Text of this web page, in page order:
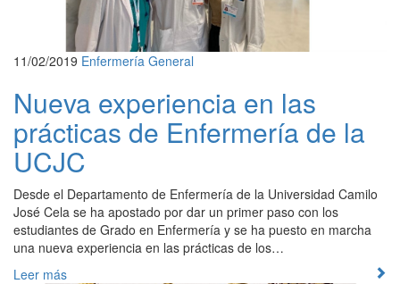
11/02/2019 Enfermería General
Nueva experiencia en las
prácticas de Enfermería de la
UCJC
Desde el Departamento de Enfermería de la Universidad Camilo
José Cela se ha apostado por dar un primer paso con los
estudiantes de Grado en Enfermería y se ha puesto en marcha
una nueva experiencia en las prácticas de los…
Leer más